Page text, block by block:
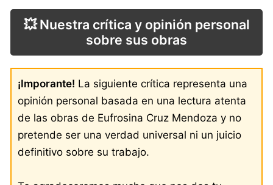
💥 Nuestra crítica y opinión personal
sobre sus obras
¡Imporante! La siguiente crítica representa una
opinión personal basada en una lectura atenta
de las obras de Eufrosina Cruz Mendoza y no
pretende ser una verdad universal ni un juicio
definitivo sobre su trabajo.